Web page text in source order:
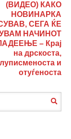
(ВИДЕО) КАКО
НОВИНАРКА
СЕГА ЌЕ
НАЧИНОТ
– Крај
на дрскоста,
и
отуѓеноста